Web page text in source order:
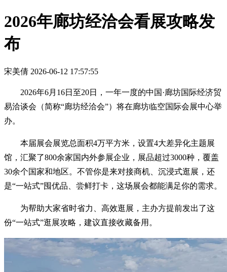
2026年廊坊经洽会看展攻略发
布
宋美倩 2026-06-12 17:57:55
2026年6月16日至20日，一年一度的中国·廊坊国际经济贸
易洽谈会（简称“廊坊经洽会”）将在廊坊临空国际会展中心举
办。
本届展会展览总面积4万平方米，设置4大差异化主题展
馆，汇聚了800余家国内外参展企业，展品超过3000种，覆盖
30余个国家和地区。不管你是来对接商机、沉浸式逛展，还
是“一站式”囤优品、尝鲜打卡，这场展会都能满足你的需求。
为帮助大家省时省力、高效逛展，主办方提前发出了这
份“一站式”逛展攻略，建议直接收藏备用。